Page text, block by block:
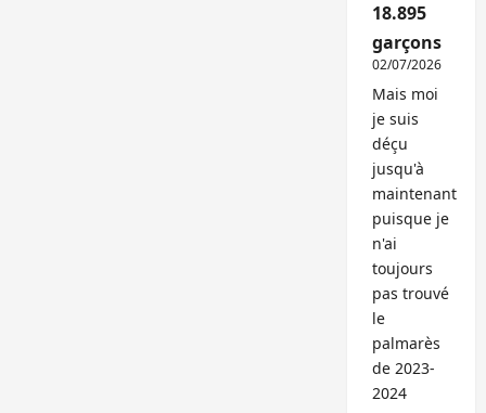
18.895
garçons
02/07/2026
Mais moi
je suis
déçu
jusqu'à
maintenant
puisque je
n'ai
toujours
pas trouvé
le
palmarès
de 2023-
2024